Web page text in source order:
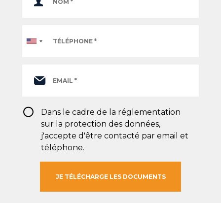
RGPD*
Dans le cadre de la réglementation
sur la protection des données,
j'accepte d'être contacté par email et
téléphone.